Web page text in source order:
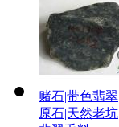
赌石|带色翡翠
原石|天然老坑